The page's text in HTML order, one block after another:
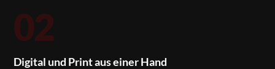
02
Digital und Print aus einer Hand